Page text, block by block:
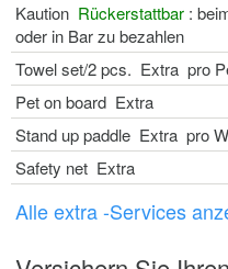
Kaution Rückerstattbar :
oder in Bar zu bezahlen
Towel set/2 pcs. Extra pro
Pet on board Extra
Stand up paddle Extra pro
Safety net Extra
Alle extra -Services